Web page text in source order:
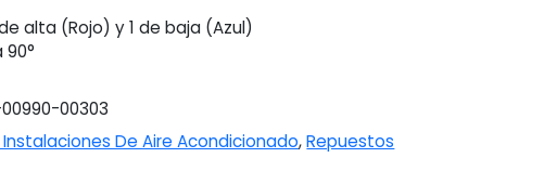
alta (Rojo) y 1 de baja (Azul)
00303
De Aire Acondicionado,Repuestos